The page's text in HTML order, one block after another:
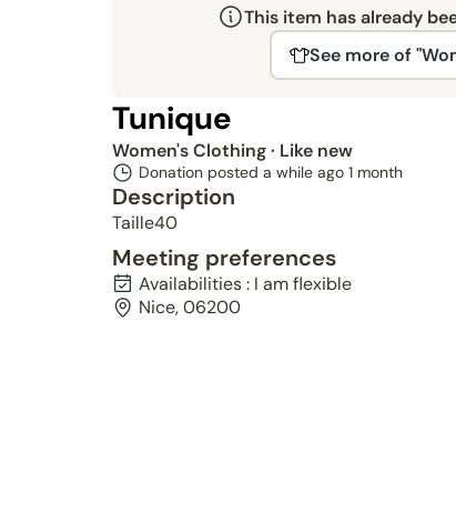
This item has already
See more of
Tunique
Women's Clothing· Like new
Donation posted a while ago 1 month
Description
Taille40
Meeting preferences
Availabilities : I am flexible
Nice, 06200